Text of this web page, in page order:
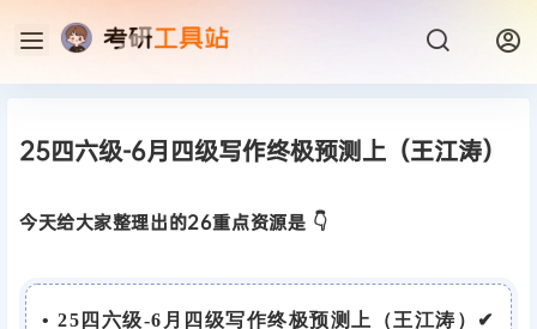
25四六级-6月四级写作终极预测上（王江涛）
今天给大家整理出的26重点资源是 👇
• 25四六级-6月四级写作终极预测上（王江涛）✔